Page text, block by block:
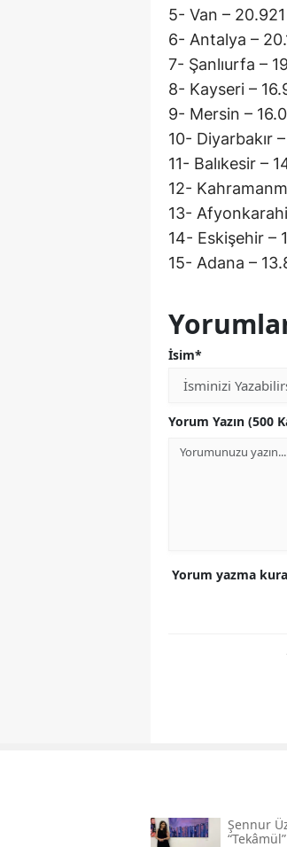
5- Van –
6- Antalya –
7- Şanlıurfa –
8- Kayseri –
9- Mersin –
10- Diyarbakır
11- Balıkesir –
12-
13-
14- Eskişehir –
15- Adana –
İsim*
Yorum Yazın (500
Yorum yazma
Şennur